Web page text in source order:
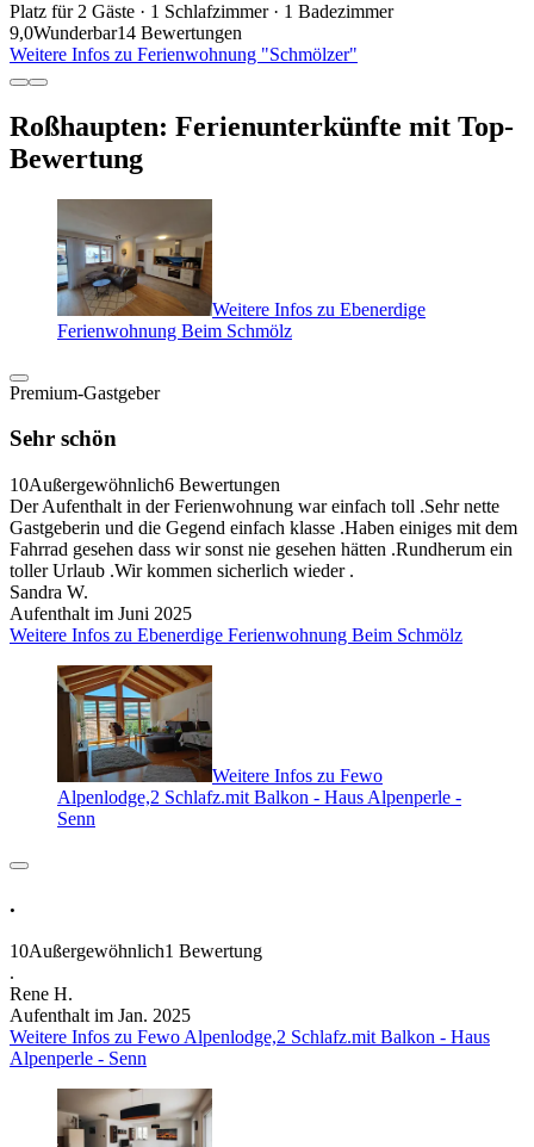
Platz für 2 Gäste · 1 Schlafzimmer · 1 Badezimmer
9,0Wunderbar14 Bewertungen
Weitere Infos zu Ferienwohnung "Schmölzer"
Roßhaupten: Ferienunterkünfte mit Top-
Bewertung
Weitere Infos zu Ebenerdige
Ferienwohnung Beim Schmölz
Premium-Gastgeber
Sehr schön
10Außergewöhnlich6 Bewertungen
Der Aufenthalt in der Ferienwohnung war einfach toll .Sehr nette
Gastgeberin und die Gegend einfach klasse .Haben einiges mit dem
Fahrrad gesehen dass wir sonst nie gesehen hätten .Rundherum ein
toller Urlaub .Wir kommen sicherlich wieder .
Sandra W.
Aufenthalt im Juni 2025
Weitere Infos zu Ebenerdige Ferienwohnung Beim Schmölz
Weitere Infos zu Fewo
Alpenlodge,2 Schlafz.mit Balkon - Haus Alpenperle -
Senn
.
10Außergewöhnlich1 Bewertung
.
Rene H.
Aufenthalt im Jan. 2025
Weitere Infos zu Fewo Alpenlodge,2 Schlafz.mit Balkon - Haus
Alpenperle - Senn